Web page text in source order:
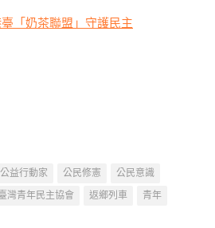
「奶茶聯盟」守護民主
益行動家 公民修憲
公民意識
灣青年民主協會 返鄉列車
青年